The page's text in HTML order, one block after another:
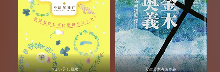
ちょい足し風水 天津金木占術奥義